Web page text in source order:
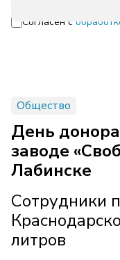
Согласен с
Общество
День
заводе
Лабинске
Сотрудники
литров